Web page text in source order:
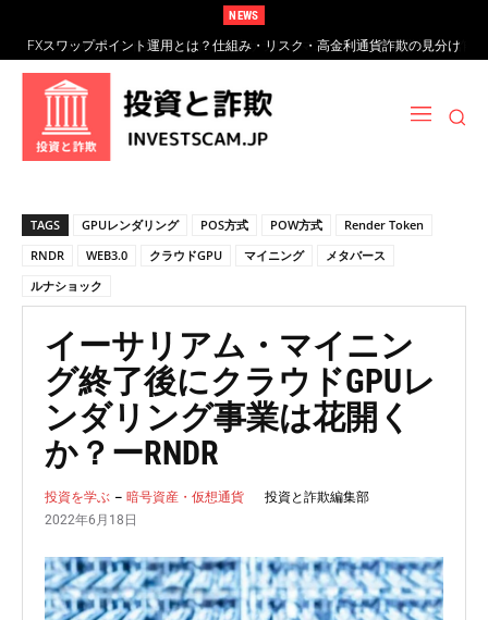
NEWS
FXデイトレード実践ガイド｜副業サラリーマンが活かす時間帯戦略と詐欺
の見分け方
TAGS GPUレンダリング POS方式 POW方式
Render Token
RNDR
WEB3.0 クラウドGPU マイニング
メタバース
ルナショック
イーサリアム・マイニン
グ終了後にクラウドGPUレ
ンダリング事業は花開く
か？ーRNDR
投資を学ぶ 暗号資産・仮想通貨
投資と詐欺編集部
2022年6月18日